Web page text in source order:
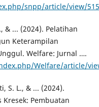
snpp/article/view/
& ... (2024). Pelatihan
Keterampilan
Welfare: Jurnal ….
Welfare/article/
S. L., & ... (2024).
Kresek: Pembuatan